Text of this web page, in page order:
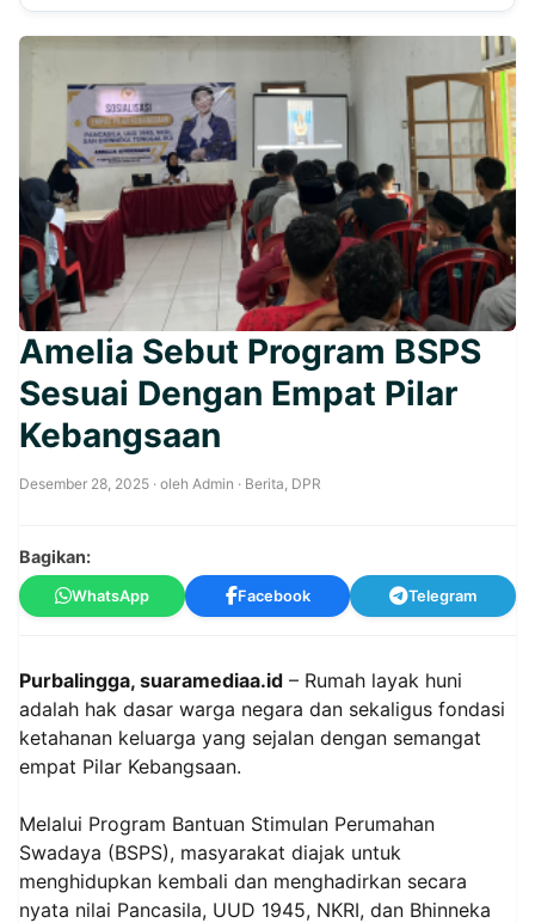
Amelia Sebut Program BSPS
Sesuai Dengan Empat Pilar
Kebangsaan
Desember 28, 2025 · oleh Admin · Berita DPR
Bagikan:
WhatsApp Facebook Telegram
Purbalingga, suaramediaa.id – Rumah layak huni
adalah hak dasar warga negara dan sekaligus fondasi
ketahanan keluarga yang sejalan dengan semangat
empat Pilar Kebangsaan.
Melalui Program Bantuan Stimulan Perumahan
Swadaya (BSPS), masyarakat diajak untuk
menghidupkan kembali dan menghadirkan secara
nyata nilai Pancasila, UUD 1945, NKRI, dan Bhinneka